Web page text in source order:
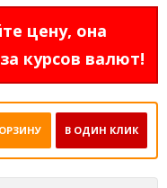
цену, она
курсов валют!
В ОДИН КЛИК